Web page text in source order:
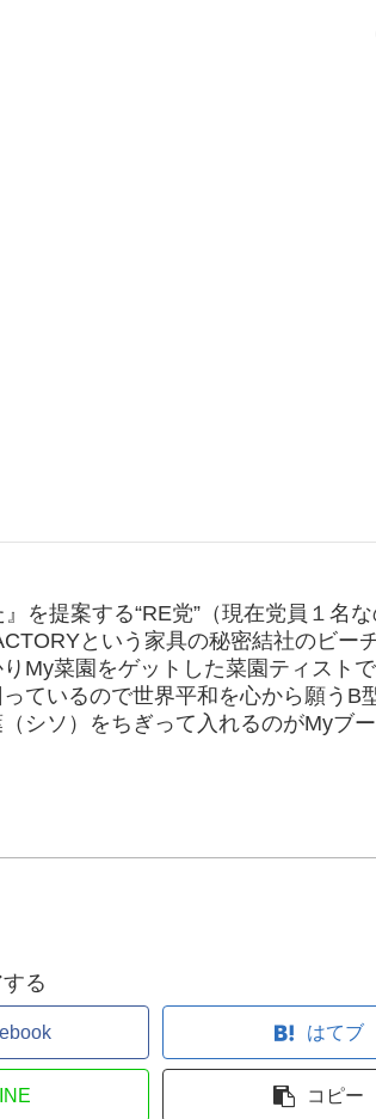
を提案する“RE党”（現在党員１名
という家具の秘密結社のビー
My菜園をゲットした菜園ティスト
ているので世界平和を心から願うB
シソ）をちぎって入れるのがMyブ
る
はてブ
コピー